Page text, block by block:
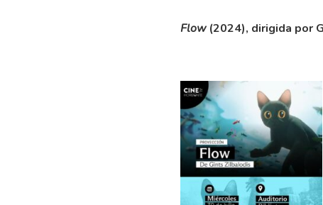
Flow (2024), dirigida por